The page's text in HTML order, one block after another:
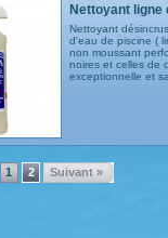
Nettoyant ligne
Nettoyant
d'eau de piscine (
non moussant
noires et celles de
exceptionnelle et
1 2 Suivant »